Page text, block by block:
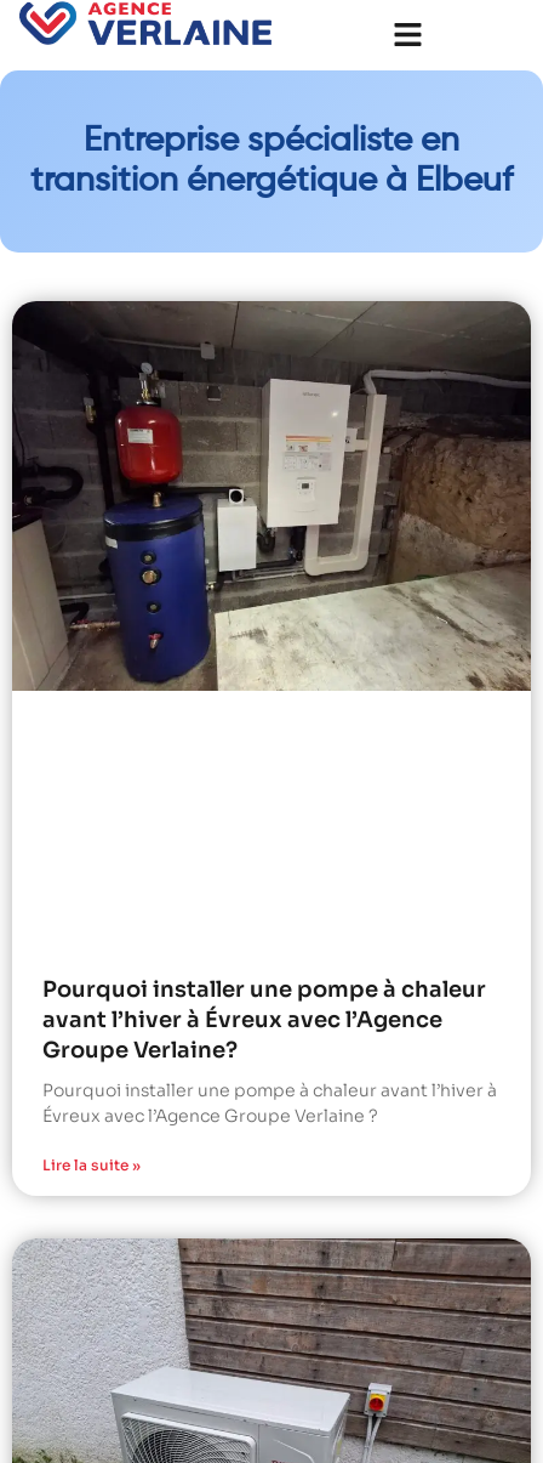
Entreprise spécialiste en
transition énergétique à Elbeuf
Pourquoi installer une pompe à chaleur
avant l’hiver à Évreux avec l’Agence
Groupe Verlaine?
Pourquoi installer une pompe à chaleur avant l’hiver à
Évreux avec l’Agence Groupe Verlaine ?
Lire la suite »